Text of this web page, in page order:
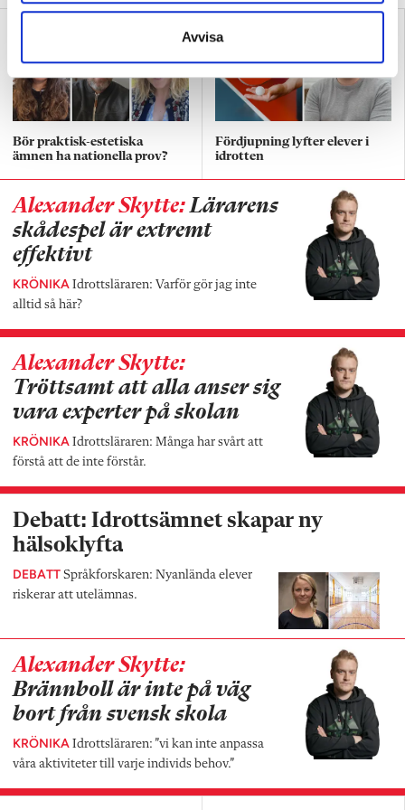
Avvisa
Bör praktisk-estetiska
ämnen ha nationella prov?
Fördjupning lyfter elever i
idrotten
Alexander Skytte:Lärarens
skådespel är extremt
effektivt
KRÖNIKA Idrottsläraren: Varför gör jag inte
alltid så här?
Alexander Skytte:
Tröttsamt att alla anser sig
vara experter på skolan
KRÖNIKA Idrottsläraren: Många har svårt att
förstå att de inte förstår.
Debatt: Idrottsämnet skapar ny
hälsoklyfta
DEBATT Språkforskaren: Nyanlända elever
riskerar att utelämnas.
Alexander Skytte:
Brännboll är inte på väg
bort från svensk skola
KRÖNIKA Idrottsläraren: ”vi kan inte anpassa
våra aktiviteter till varje individs behov.”